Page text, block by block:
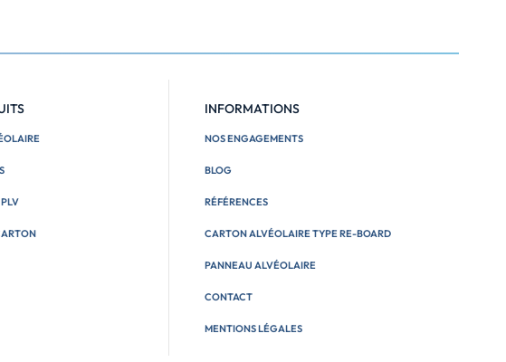
INFORMATIONS
NOS ENGAGEMENTS
BLOG
RÉFÉRENCES
CARTON ALVÉOLAIRE TYPE RE-BOARD
PANNEAU ALVÉOLAIRE
CONTACT
MENTIONS LÉGALES